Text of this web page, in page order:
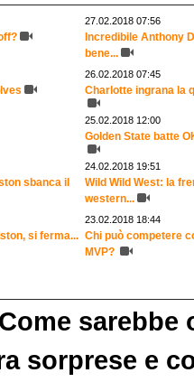
27.02.2018 07:56
Incredibile Anthony
bene...
26.02.2018 07:45
Charlotte ingrana la
25.02.2018 12:00
Golden State batte
sbanca il
24.02.2018 19:51
Wild Wild West: la
western...
si ferma...
23.02.2018 18:44
Chi può competere
MVP?
Come sarebbe
sorprese e